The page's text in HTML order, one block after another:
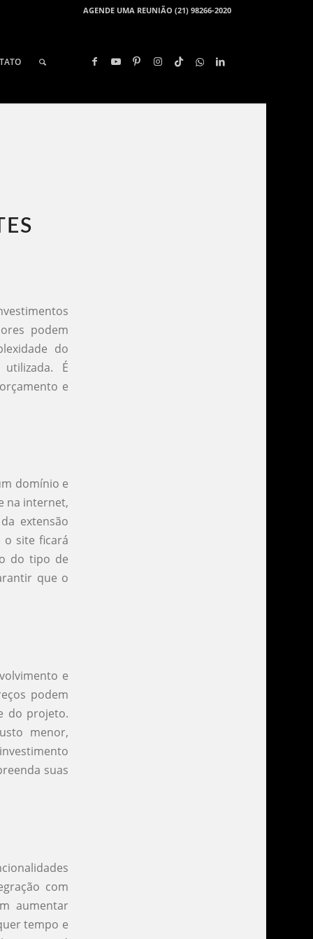
AGENDE UMA REUNIÃO (21) 98266-2020
podem
do
É
e
domínio e
na internet,
extensão
o site ficará
do tipo de
que o
e
podem
do projeto.
menor,
suas
com
aumentar
tempo e